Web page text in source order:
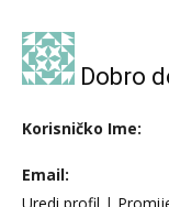
Dobro
Korisničko Ime:
Email: